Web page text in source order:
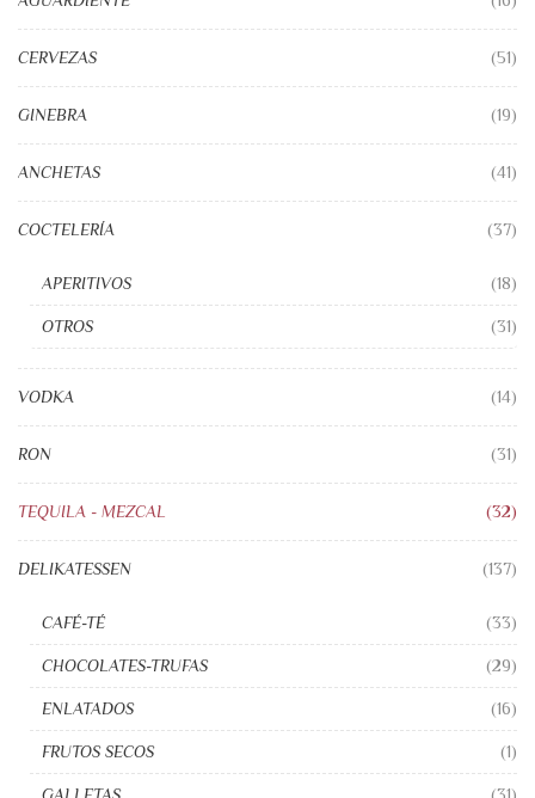
CERVEZAS (51)
GINEBRA (19)
ANCHETAS (41)
COCTELERÍA (37)
APERITIVOS (18)
OTROS (31)
VODKA (14)
RON (31)
TEQUILA - MEZCAL (32)
DELIKATESSEN (137)
CAFÉ-TÉ (33)
CHOCOLATES-TRUFAS (29)
ENLATADOS (16)
FRUTOS SECOS (1)